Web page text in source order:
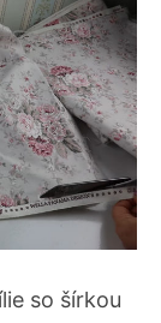
so šírkou